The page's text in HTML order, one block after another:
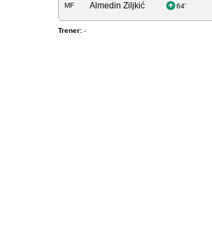
MF Almedin Ziljkić 64'
Trener: -